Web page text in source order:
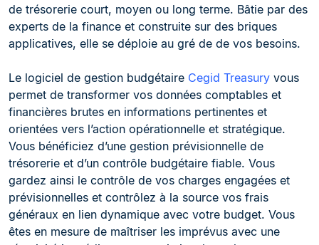
de trésorerie court, moyen ou long terme. Bâtie par des
experts de la finance et construite sur des briques
applicatives, elle se déploie au gré de de vos besoins.
Le logiciel de gestion budgétaire Cegid Treasury vous
permet de transformer vos données comptables et
financières brutes en informations pertinentes et
orientées vers l’action opérationnelle et stratégique.
Vous bénéficiez d’une gestion prévisionnelle de
trésorerie et d’un contrôle budgétaire fiable. Vous
gardez ainsi le contrôle de vos charges engagées et
prévisionnelles et contrôlez à la source vos frais
généraux en lien dynamique avec votre budget. Vous
êtes en mesure de maîtriser les imprévus avec une